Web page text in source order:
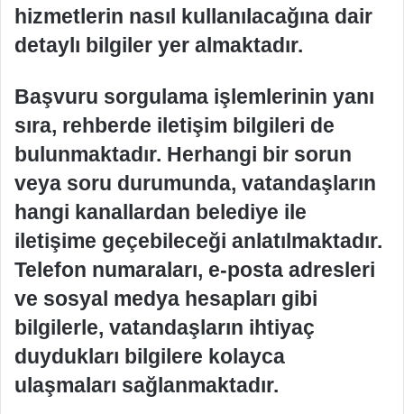
hizmetlerin nasıl kullanılacağına dair
detaylı bilgiler yer almaktadır.
Başvuru sorgulama işlemlerinin yanı
sıra, rehberde iletişim bilgileri de
bulunmaktadır. Herhangi bir sorun
veya soru durumunda, vatandaşların
hangi kanallardan belediye ile
iletişime geçebileceği anlatılmaktadır.
Telefon numaraları, e-posta adresleri
ve sosyal medya hesapları gibi
bilgilerle, vatandaşların ihtiyaç
duydukları bilgilere kolayca
ulaşmaları sağlanmaktadır.